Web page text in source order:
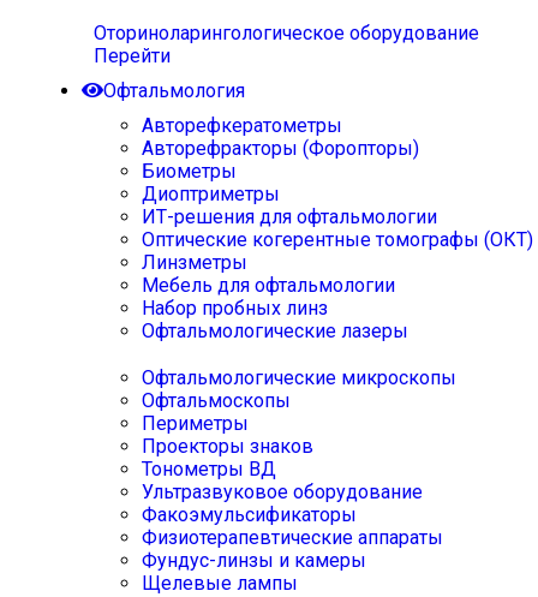
Оториноларингологическое оборудование
Перейти
Офтальмология
Авторефкератометры
Авторефракторы (Форопторы)
Биометры
Диоптриметры
ИТ-решения для офтальмологии
Оптические когерентные томографы (ОКТ)
Линзметры
Мебель для офтальмологии
Набор пробных линз
Офтальмологические лазеры
Офтальмологические микроскопы
Офтальмоскопы
Периметры
Проекторы знаков
Тонометры ВД
Ультразвуковое оборудование
Факоэмульсификаторы
Физиотерапевтические аппараты
Фундус-линзы и камеры
Щелевые лампы